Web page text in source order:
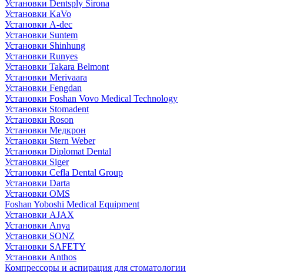
Установки Dentsply Sirona
Установки KaVo
Установки A-dec
Установки Suntem
Установки Shinhung
Установки Runyes
Установки Takara Belmont
Установки Merivaara
Установки Fengdan
Установки Foshan Vovo Medical Technology
Установки Stomadent
Установки Roson
Установки Медкрон
Установки Stern Weber
Установки Diplomat Dental
Установки Siger
Установки Cefla Dental Group
Установки Darta
Установки OMS
Foshan Yoboshi Medical Equipment
Установки AJAX
Установки Anya
Установки SONZ
Установки SAFETY
Установки Anthos
Компрессоры и аспирация для стоматологии